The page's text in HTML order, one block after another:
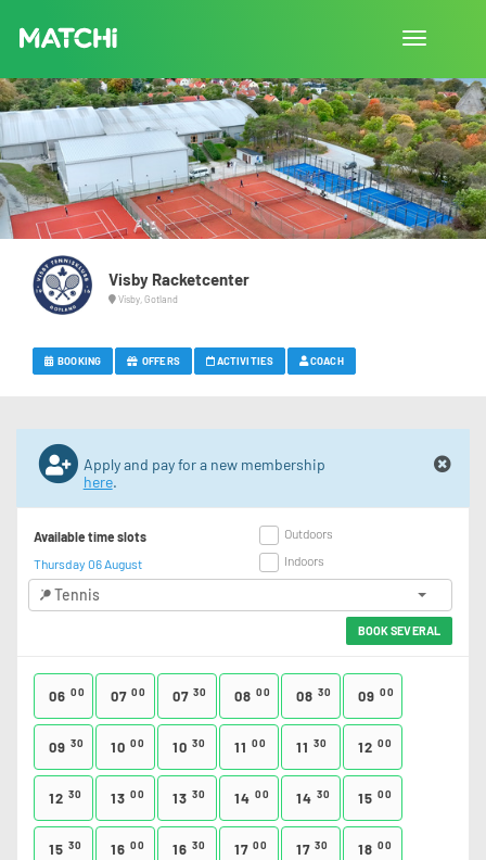
Toggle
Visby Racketcenter
Visby, Gotland
BOOKING OFFERS ACTIVITIES COACH
Apply and pay for a new membership
here.
Available time slots
Thursday 06 August
Outdoors
Indoors
Tennis
BOOK SEVERAL
06 00 07 00 07 30 08 00 08 30 09 00
09 30 10 00 10 30 11 00 11 30 12 00
12 30 13 00 13 30 14 00 14 30 15 00
15 30 16 00 16 30 17 00 17 30 18 00